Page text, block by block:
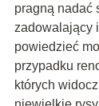
pragną nadać
zadowalający
powiedzieć
przypadku
których